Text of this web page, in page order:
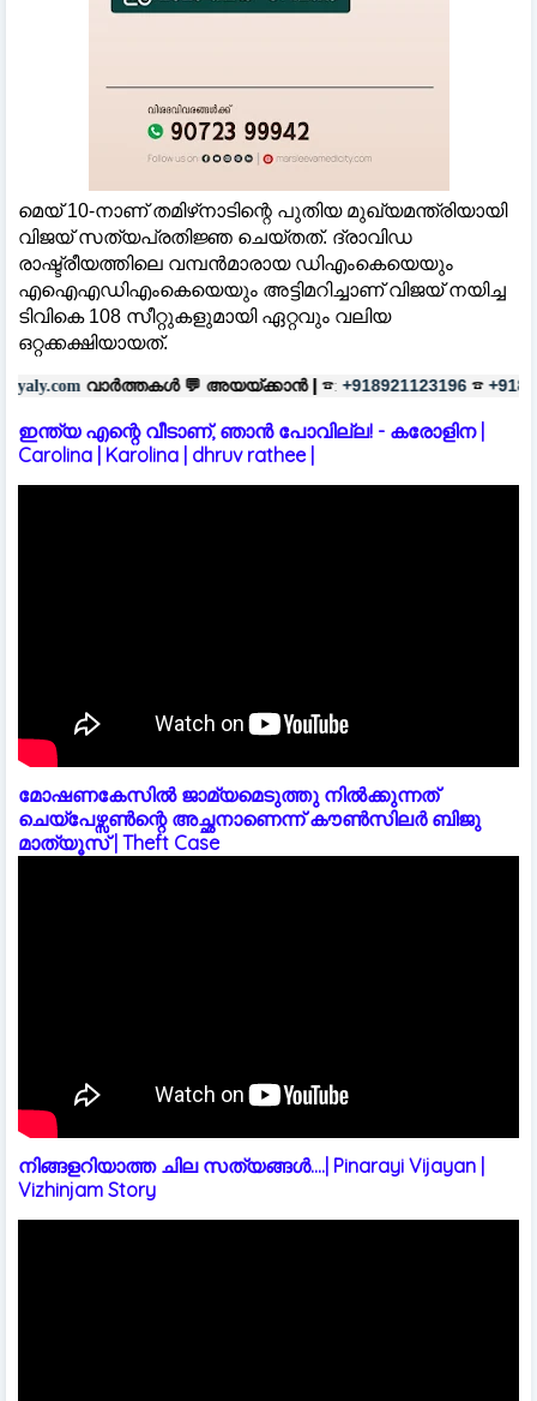
മെയ് 10-നാണ് തമിഴ്‌നാടിന്റെ പുതിയ മുഖ്യമന്ത്രിയായി
വിജയ് സത്യപ്രതിജ്ഞ ചെയ്തത്. ദ്രാവിഡ
രാഷ്ട്രീയത്തിലെ വമ്പൻമാരായ ഡിഎംകെയെയും
എഐഎഡിഎംകെയെയും അട്ടിമറിച്ചാണ് വിജയ് നയിച്ച
ടിവികെ 108 സീറ്റുകളുമായി ഏറ്റവും വലിയ
ഒറ്റക്കക്ഷിയായത്.
💬അയയ്ക്കാൻ | ☎: +918921123196 ☎ +918606657037
ഇന്ത്യ എന്റെ വീടാണ്, ഞാൻ പോവില്ല! - കരോളിന |
Carolina | Karolina | dhruv rathee |
മോഷണകേസിൽ ജാമ്യമെടുത്തു നിൽക്കുന്നത്
ചെയ്പേഴ്സൺന്റെ അച്ഛനാണെന്ന് കൗൺസിലർ ബിജു
മാത്യൂസ് | Theft Case
നിങ്ങളറിയാത്ത ചില സത്യങ്ങൾ....| Pinarayi Vijayan |
Vizhinjam Story